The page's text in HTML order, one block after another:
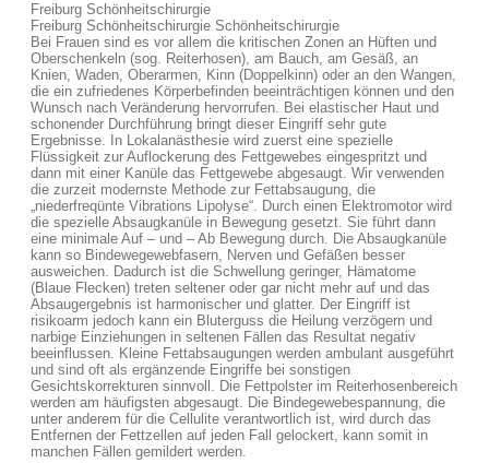
Freiburg Schönheitschirurgie
Freiburg Schönheitschirurgie Schönheitschirurgie
Bei Frauen sind es vor allem die kritischen Zonen an Hüften und
Oberschenkeln (sog. Reiterhosen), am Bauch, am Gesäß, an
Knien, Waden, Oberarmen, Kinn (Doppelkinn) oder an den Wangen,
die ein zufriedenes Körperbefinden beeinträchtigen können und den
Wunsch nach Veränderung hervorrufen. Bei elastischer Haut und
schonender Durchführung bringt dieser Eingriff sehr gute
Ergebnisse. In Lokalanästhesie wird zuerst eine spezielle
Flüssigkeit zur Auflockerung des Fettgewebes eingespritzt und
dann mit einer Kanüle das Fettgewebe abgesaugt. Wir verwenden
die zurzeit modernste Methode zur Fettabsaugung, die
„niederfreqünte Vibrations Lipolyse“. Durch einen Elektromotor wird
die spezielle Absaugkanüle in Bewegung gesetzt. Sie führt dann
eine minimale Auf – und – Ab Bewegung durch. Die Absaugkanüle
kann so Bindewegewebfasern, Nerven und Gefäßen besser
ausweichen. Dadurch ist die Schwellung geringer, Hämatome
(Blaue Flecken) treten seltener oder gar nicht mehr auf und das
Absaugergebnis ist harmonischer und glatter. Der Eingriff ist
risikoarm jedoch kann ein Bluterguss die Heilung verzögern und
narbige Einziehungen in seltenen Fällen das Resultat negativ
beeinflussen. Kleine Fettabsaugungen werden ambulant ausgeführt
und sind oft als ergänzende Eingriffe bei sonstigen
Gesichtskorrekturen sinnvoll. Die Fettpolster im Reiterhosenbereich
werden am häufigsten abgesaugt. Die Bindegewebespannung, die
unter anderem für die Cellulite verantwortlich ist, wird durch das
Entfernen der Fettzellen auf jeden Fall gelockert, kann somit in
manchen Fällen gemildert werden.